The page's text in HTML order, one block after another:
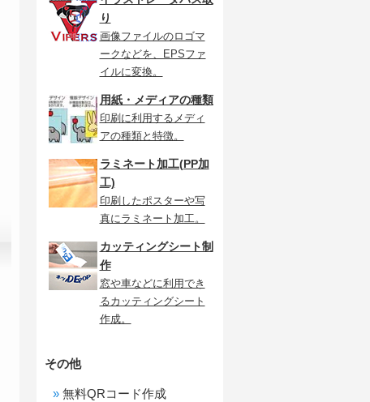
り
画像ファイルのロゴマ
ークなどを、EPSファ
イルに変換。
用紙・メディアの種類
印刷に利用するメディ
アの種類と特徴。
ラミネート加工(PP加
工)
印刷したポスターや写
真にラミネート加工。
カッティングシート制
作
窓や車などに利用でき
るカッティングシート
作成。
その他
無料QRコード作成